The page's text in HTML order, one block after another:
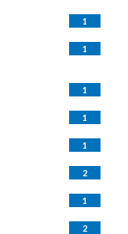
1
1
1
1
1
2
1
2